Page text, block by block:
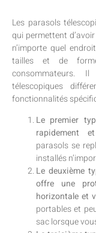
Les parasols
qui permettent
n’importe quel
tailles et de
consommateurs.
télescopiques
fonctionnalités
Le premier
rapidement
parasols se
installés
Le deuxième
offre une
horizontale et
portables et
sac lorsque